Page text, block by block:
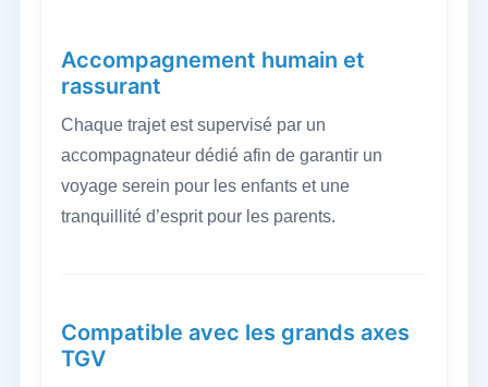
Accompagnement humain et
rassurant
Chaque trajet est supervisé par un
accompagnateur dédié afin de garantir un
voyage serein pour les enfants et une
tranquillité d’esprit pour les parents.
Compatible avec les grands axes
TGV